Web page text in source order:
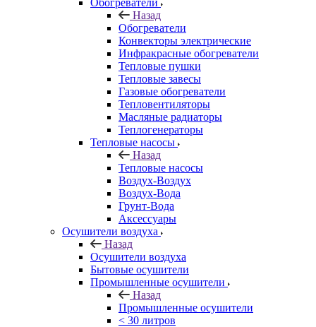
Обогреватели
Назад
Обогреватели
Конвекторы электрические
Инфракрасные обогреватели
Тепловые пушки
Тепловые завесы
Газовые обогреватели
Тепловентиляторы
Масляные радиаторы
Теплогенераторы
Тепловые насосы
Назад
Тепловые насосы
Воздух-Воздух
Воздух-Вода
Грунт-Вода
Аксессуары
Осушители воздуха
Назад
Осушители воздуха
Бытовые осушители
Промышленные осушители
Назад
Промышленные осушители
< 30 литров